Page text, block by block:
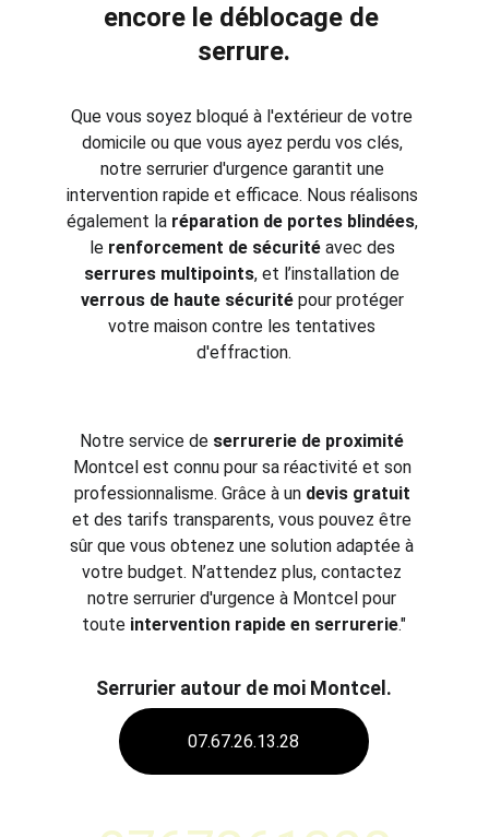
encore le déblocage de
serrure.
Que vous soyez bloqué à l'extérieur de votre
domicile ou que vous ayez perdu vos clés,
notre serrurier d'urgence garantit une
intervention rapide et efficace. Nous réalisons
également la réparation de portes blindées,
le renforcement de sécurité avec des
serrures multipoints, et l’installation de
verrous de haute sécurité pour protéger
votre maison contre les tentatives
d'effraction.
Notre service de serrurerie de proximité
Montcel est connu pour sa réactivité et son
professionnalisme. Grâce à un devis gratuit
et des tarifs transparents, vous pouvez être
sûr que vous obtenez une solution adaptée à
votre budget. N’attendez plus, contactez
notre serrurier d'urgence à Montcel pour
toute intervention rapide en serrurerie."
Serrurier autour de moi Montcel.
07.67.26.13.28